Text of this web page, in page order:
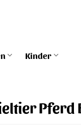
Kinder
Pferd